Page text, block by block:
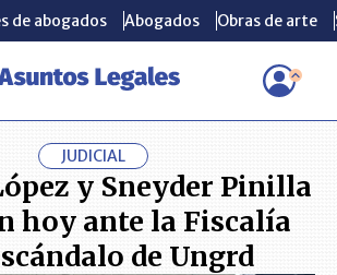
de abogados Abogados Obras de arte
Olmedo López y Sneyder Pinilla declaran
de abogados Abogados Obras de arte
JUDICIAL
y Sneyder Pinilla
hoy ante la Fiscalía
de Ungrd